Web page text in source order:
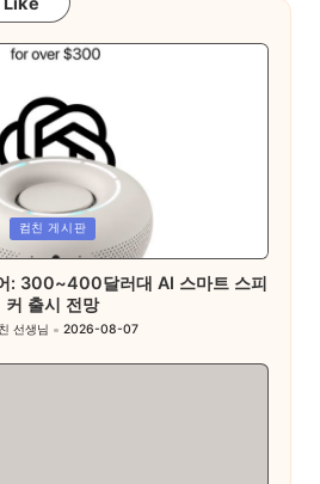
컴친 게시판
: 300~400달러대 AI 스마트 스피
커 출시 전망
선생님 2026-08-07